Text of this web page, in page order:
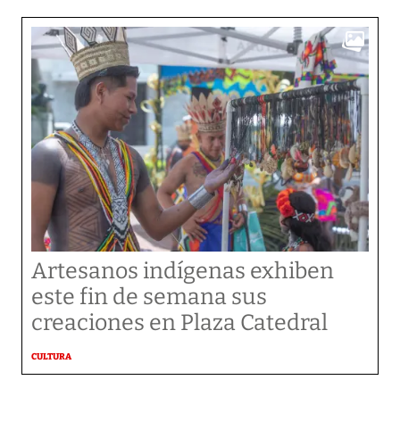
Artesanos indígenas exhiben
este fin de semana sus
creaciones en Plaza Catedral
CULTURA